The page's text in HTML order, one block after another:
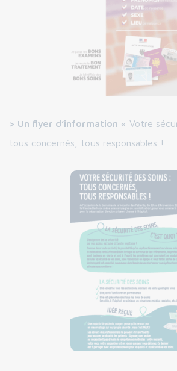
> Un flyer d’information « Votre
tous concernés, tous responsables !